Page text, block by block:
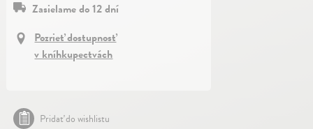
Zasielame do 12 dní
Pozrieť dostupnosť
v kníhkupectvách
Pridať do wishlistu